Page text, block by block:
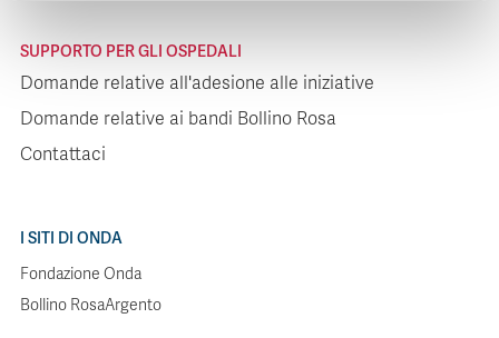
SUPPORTO PER GLI OSPEDALI
Domande relative all'adesione alle iniziative
Domande relative ai bandi Bollino Rosa
Contattaci
I SITI DI ONDA
Fondazione Onda
Bollino RosaArgento